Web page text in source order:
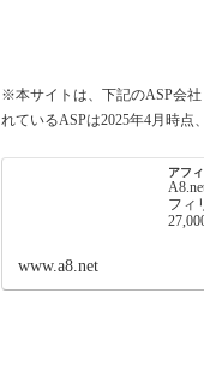
※本サイトは、下記のASP会
れているASPは2025年4月時点
アフ
フィ
す。
www.a8.net